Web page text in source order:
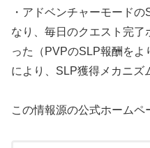
・アドベンチャーモード
なり、毎日のクエスト完
った（PVPのSLP報酬をよ
により、SLP獲得メカニズ
この情報源の公式ホームペ